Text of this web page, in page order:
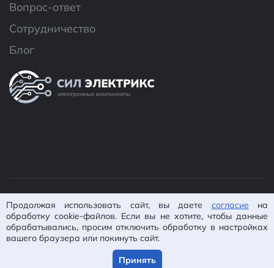
Вопрос-ответ
Сотрудничество
Блог
Политика конфиденциальности
Согласие на
обработку ПД
Пользовательское
соглашение
Карта сайта
Продолжая использовать сайт, вы даете согласие на
обработку cookie-файлов. Если вы не хотите, чтобы данные
обрабатывались, просим отключить обработку в настройках
вашего браузера или покинуть сайт.
Принять